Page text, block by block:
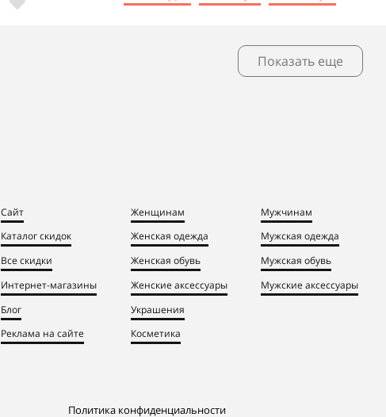
Показать еще
Сайт
Каталог скидок
Все скидки
Интернет-магазины
Блог
Реклама на сайте
Женщинам
Женская одежда
Женская обувь
Женские аксессуары
Украшения
Косметика
Мужчинам
Мужская одежда
Мужская обувь
Мужские аксессуары
Политика конфиденциальности